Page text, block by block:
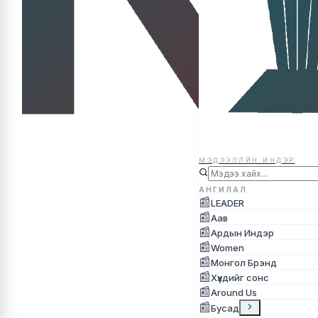
МЭДЭЭЛЛЙН ИНДЭР
АНГИЛАЛ
📰LEADER
📰Аав
📰Ардын Индэр
📰Women
📰Монгол Брэнд
📰Хүүхдийг сонс
📰Around Us
📰Бусад